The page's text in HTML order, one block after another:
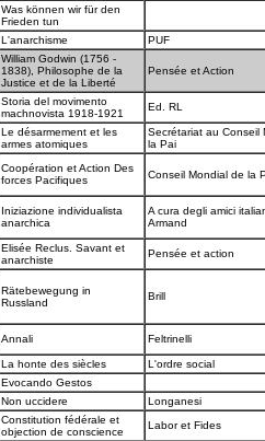
Was können wir für den
Frieden tun
L'anarchisme PUF
William Godwin (1756 -
1838), Philosophe de la
Justice et de la Liberté
Pensée et Action
Storia del movimento
machnovista 1918-1921
Ed. RL
Le désarmement et les
armes atomiques
Secrétariat au Conseil
la Pai
Coopération et Action Des
forces Pacifiques
Conseil Mondial de la
Iniziazione individualista
anarchica
A cura degli amici
Armand
Elisée Reclus. Savant et
anarchiste
Pensée et action
Rätebewegung in
Russland
Brill
Annali Feltrinelli
La honte des siècles
L'ordre social
Evocando Gestos
Non uccidere
Longanesi
Constitution fédérale et
objection de conscience
Labor et Fides